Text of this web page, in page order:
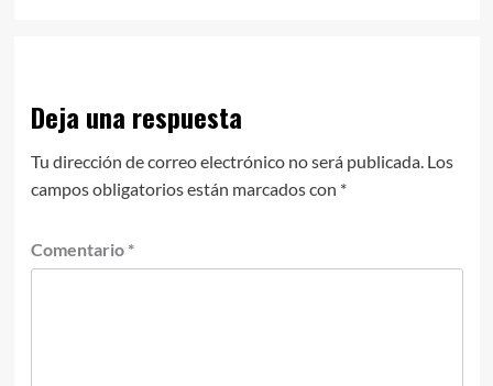
Deja una respuesta
Tu dirección de correo electrónico no será publicada. Los
campos obligatorios están marcados con *
Comentario *